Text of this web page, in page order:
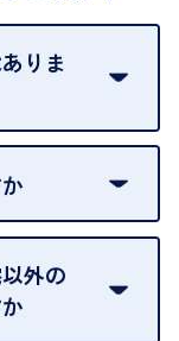
りま
利用になれる書
ってもご利用い
外の